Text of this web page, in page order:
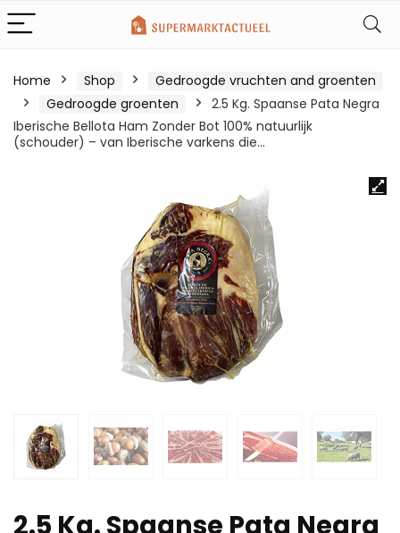
Home Shop
Gedroogde vruchten and groenten
Gedroogde groenten
2.5 Kg. Spaanse Pata Negra
Iberische Bellota Ham Zonder Bot 100% natuurlijk
(schouder) – van Iberische varkens die…